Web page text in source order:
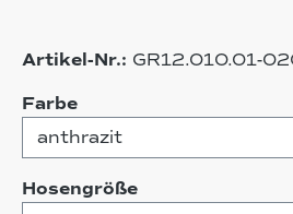
Artikel-Nr.: GR12.010.01-
Farbeauswählen
Hosengrößeauswählen